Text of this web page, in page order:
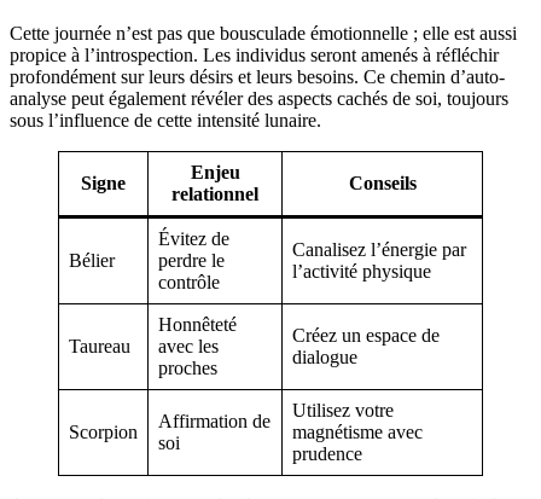
Cette journée n’est pas que bousculade émotionnelle ; elle est aussi
propice à l’introspection. Les individus seront amenés à réfléchir
profondément sur leurs désirs et leurs besoins. Ce chemin d’auto-
analyse peut également révéler des aspects cachés de soi, toujours
sous l’influence de cette intensité lunaire.
Signe
Enjeu
relationnel
Conseils
Bélier
Évitez de
perdre le
contrôle
Canalisez l’énergie par
l’activité physique
Taureau
Honnêteté
avec les
proches
Créez un espace de
dialogue
Scorpion
Affirmation de
soi
Utilisez votre
magnétisme avec
prudence